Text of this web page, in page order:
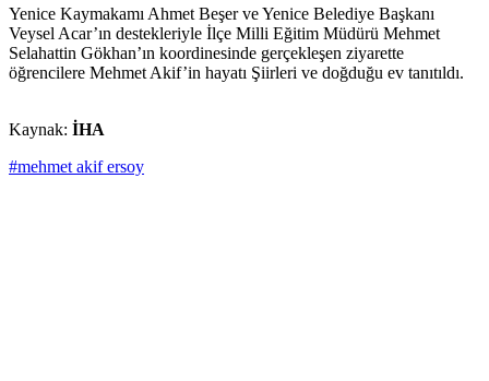
Yenice Kaymakamı Ahmet Beşer ve Yenice Belediye Başkanı
Veysel Acar’ın destekleriyle İlçe Milli Eğitim Müdürü Mehmet
Selahattin Gökhan’ın koordinesinde gerçekleşen ziyarette
öğrencilere Mehmet Akif’in hayatı Şiirleri ve doğduğu ev tanıtıldı.
Kaynak: İHA
#mehmet akif ersoy